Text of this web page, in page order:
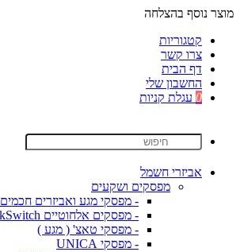
מוצר נוסף בהצלחה
קטגוריות
צרו קשר
דף הבית
החשבון שלי
0 עגלת קניות
אביזרי חשמל
מפסקים ושקעים
- מפסקי מגע ואביזרים חכמים WIFI
- מפסקים אלחוטיים QuickSwitch
- מפסקי טאצ' ( מגע )
- מפסקי UNICA